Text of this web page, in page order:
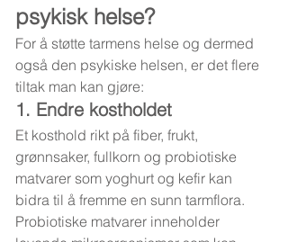
psykisk helse?
For å støtte tarmens helse og dermed
også den psykiske helsen, er det flere
tiltak man kan gjøre:
1. Endre kostholdet
Et kosthold rikt på fiber, frukt,
grønnsaker, fullkorn og probiotiske
matvarer som yoghurt og kefir kan
bidra til å fremme en sunn tarmflora.
Probiotiske matvarer inneholder